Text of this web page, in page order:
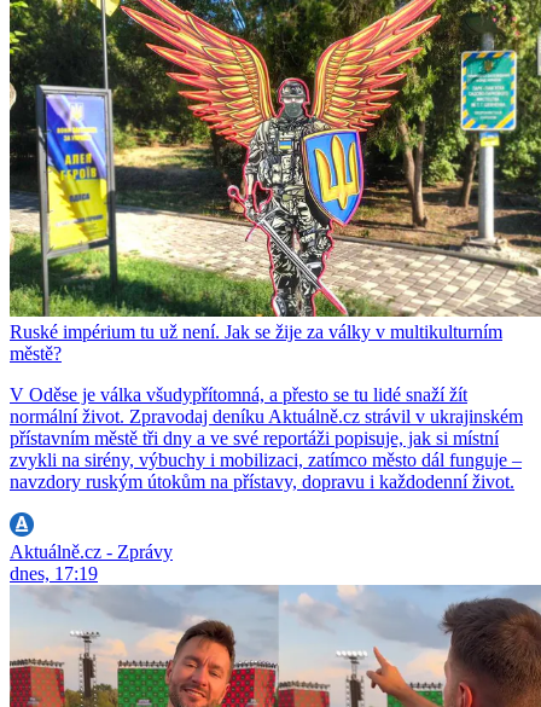
Ruské impérium tu už není. Jak se žije za války v multikulturním
městě?
V Oděse je válka všudypřítomná, a přesto se tu lidé snaží žít
normální život. Zpravodaj deníku Aktuálně.cz strávil v ukrajinském
přístavním městě tři dny a ve své reportáži popisuje, jak si místní
zvykli na sirény, výbuchy i mobilizaci, zatímco město dál funguje –
navzdory ruským útokům na přístavy, dopravu i každodenní život.
Aktuálně.cz - Zprávy
dnes, 17:19